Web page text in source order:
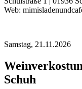
Web:
Samstag, 21.11.2026
Schuh